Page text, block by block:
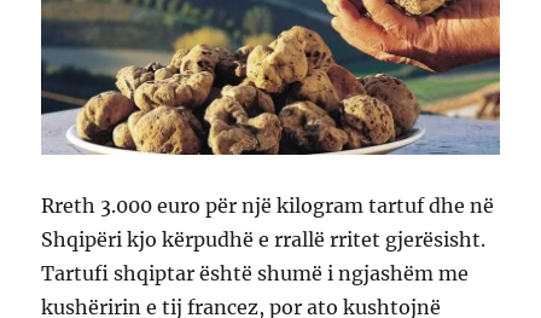
Rreth 3.000 euro për një kilogram tartuf dhe në
Shqipëri kjo kërpudhë e rrallë rritet gjerësisht.
Tartufi shqiptar është shumë i ngjashëm me
kushëririn e tij francez, por ato kushtojnë